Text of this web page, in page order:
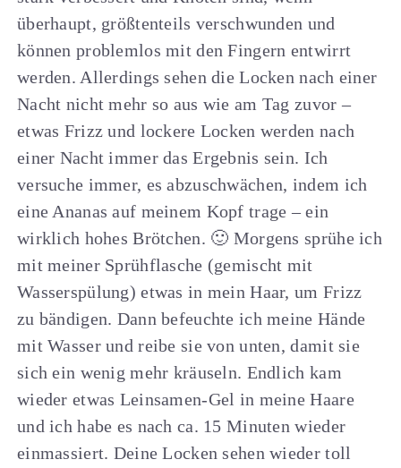
überhaupt, größtenteils verschwunden und
können problemlos mit den Fingern entwirrt
werden. Allerdings sehen die Locken nach einer
Nacht nicht mehr so ​​aus wie am Tag zuvor –
etwas Frizz und lockere Locken werden nach
einer Nacht immer das Ergebnis sein. Ich
versuche immer, es abzuschwächen, indem ich
eine Ananas auf meinem Kopf trage – ein
wirklich hohes Brötchen. 🙂 Morgens sprühe ich
mit meiner Sprühflasche (gemischt mit
Wasserspülung) etwas in mein Haar, um Frizz
zu bändigen. Dann befeuchte ich meine Hände
mit Wasser und reibe sie von unten, damit sie
sich ein wenig mehr kräuseln. Endlich kam
wieder etwas Leinsamen-Gel in meine Haare
und ich habe es nach ca. 15 Minuten wieder
einmassiert. Deine Locken sehen wieder toll